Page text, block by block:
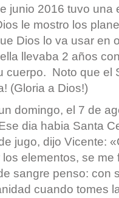
junio 2016 tuvo una
le mostro los
Dios lo va usar en
llevaba 2 años
cuerpo. Noto que el
(Gloria a Dios!)
domingo, el 7 de
dia habia Santa
jugo, dijo Vicente:
elementos, se me
sangre penso: con
cuando tomes